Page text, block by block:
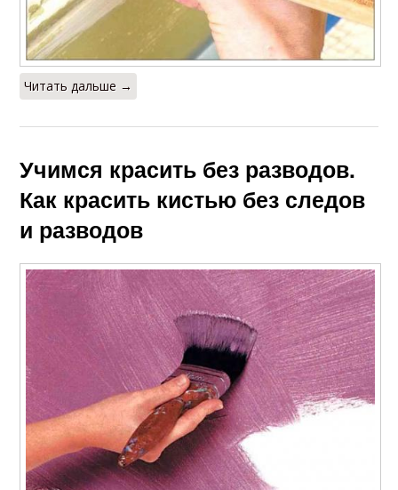
Читать дальше →
Учимся красить без разводов.
Как красить кистью без следов
и разводов